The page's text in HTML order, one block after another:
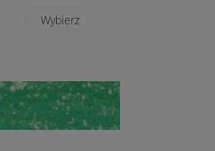
Wybierz